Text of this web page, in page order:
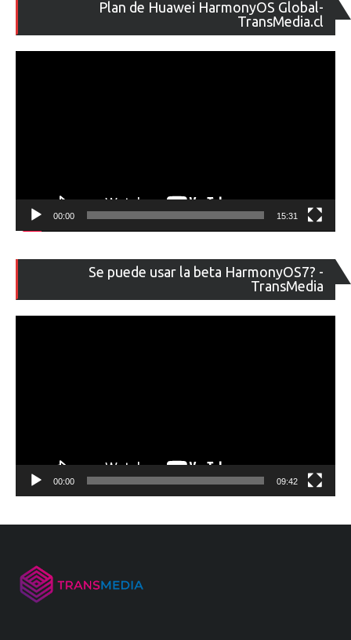
Plan de Huawei HarmonyOS Global-
TransMedia.cl
de
00:00 15:31
Se puede usar la beta HarmonyOS7? -
TransMedia
de
00:00 09:42